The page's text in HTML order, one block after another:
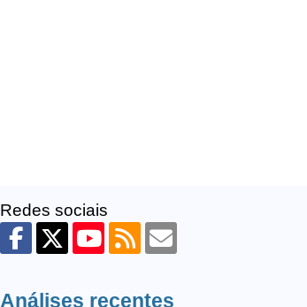
Redes sociais
Análises recentes